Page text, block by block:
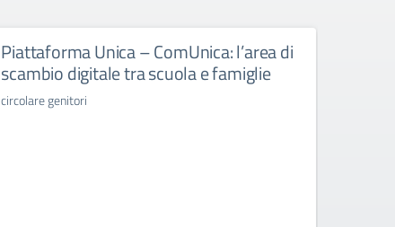
Piattaforma Unica – ComUnica: l’area di
scambio digitale tra scuola e famiglie
circolare genitori